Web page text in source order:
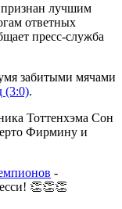
лучшим
ответных
пресс-служба
забитыми мячами
(3:0).
Тоттенхэма Сон
Фирмину и
-
👏👏👏